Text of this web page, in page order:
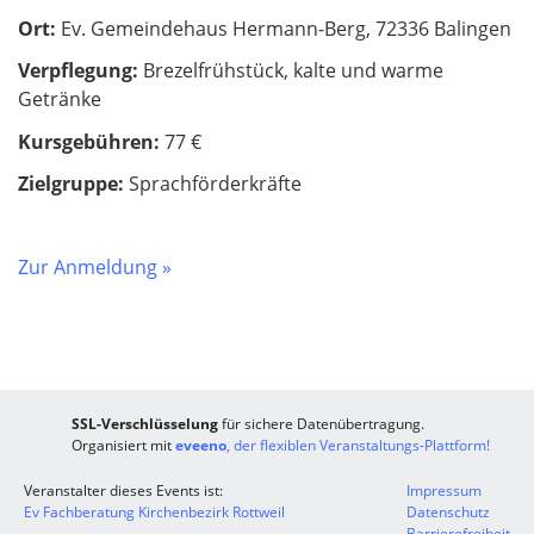
Ort: Ev. Gemeindehaus Hermann-Berg, 72336 Balingen
Verpflegung: Brezelfrühstück, kalte und warme
Getränke
Kursgebühren: 77 €
Zielgruppe: Sprachförderkräfte
Zur Anmeldung »
SSL-Verschlüsselungfür sichere Datenübertragung.
Organisiert miteveeno, der flexiblen Veranstaltungs-Plattform!
Veranstalter dieses Events ist:
Ev Fachberatung Kirchenbezirk Rottweil
Impressum
Datenschutz